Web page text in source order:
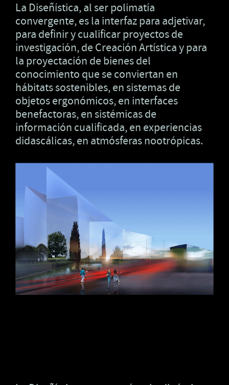
La Diseñística, al ser polimatía
convergente, es la interfaz para adjetivar,
para definir y cualificar proyectos de
investigación, de Creación Artística y para
la proyectación de bienes del
conocimiento que se conviertan en
hábitats sostenibles, en sistemas de
objetos ergonómicos, en interfaces
benefactoras, en sistémicas de
información cualificada, en experiencias
didascálicas, en atmósferas nootrópicas.